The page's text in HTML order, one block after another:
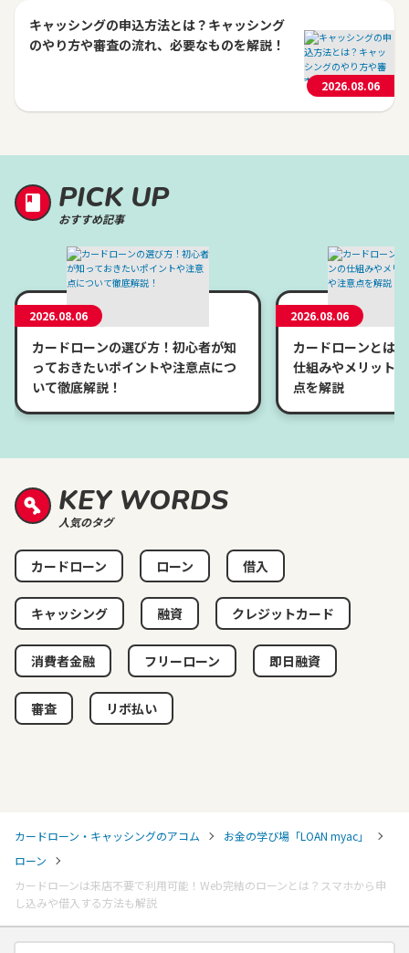
キャッシングの申込方法とは？キャッシング
のやり方や審査の流れ、必要なものを解説！
2026.08.06
PICK UP
おすすめ記事
2026.08.06
カードローンの選び方！初心者が知
っておきたいポイントや注意点につ
いて徹底解説！
2026.08.06
カードローンとは
仕組みやメリット
点を解説
KEY WORDS
人気のタグ
カードローン ローン 借入
キャッシング 融資 クレジットカード
消費者金融 フリーローン 即日融資
審査 リボ払い
カードローン・キャッシングのアコム
お金の学び場「LOAN myac」
ローン
カードローンは来店不要で利用可能！Web完結のローンとは？スマホから申
し込みや借入する方法も解説